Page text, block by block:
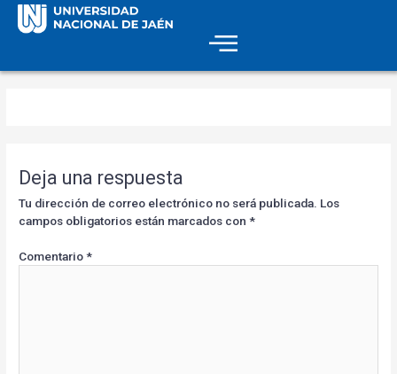
Deja una respuesta
Tu dirección de correo electrónico no será publicada. Los
campos obligatorios están marcados con*
Comentario*